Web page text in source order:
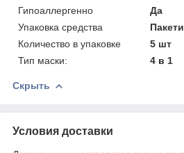
Гипоаллергенно
Да
Упаковка средства
Количество в упаковке
5 шт
Тип маски:
4 в 1
Скрыть
Условия доставки